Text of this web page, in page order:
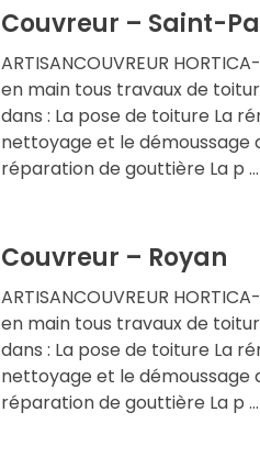
Couvreur – Saint-
ARTISANCOUVREUR
en main tous travaux de
dans : La pose de toiture La
nettoyage et le démoussage
réparation de gouttière La p ...
Couvreur – Royan
ARTISANCOUVREUR
en main tous travaux de
dans : La pose de toiture La
nettoyage et le démoussage
réparation de gouttière La p ...